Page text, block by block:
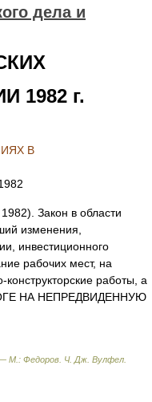
дела и
1982 г.
В
Закон в области
изменения,
инвестиционного
рабочих мест, на
работы, а
НА НЕПРЕДВИДЕННУЮ
— М.: Федоров Ч. Дж. Вулфел